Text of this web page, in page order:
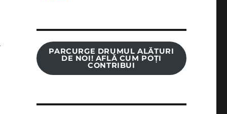
PARCURGE DRUMUL ALĂTURI
DE NOI! AFLĂ CUM POȚI
CONTRIBUI